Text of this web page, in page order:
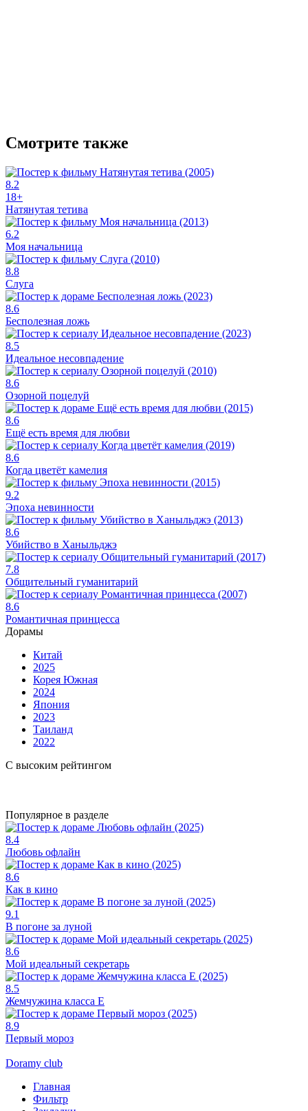
Смотрите также
8.2
18+
Натянутая тетива
6.2
Моя начальница
8.8
Слуга
8.6
Бесполезная ложь
8.5
Идеальное несовпадение
8.6
Озорной поцелуй
8.6
Ещё есть время для любви
8.6
Когда цветёт камелия
9.2
Эпоха невинности
8.6
Убийство в Ханыльджэ
7.8
Общительный гуманитарий
8.6
Романтичная принцесса
Дорамы
Китай
2025
Корея Южная
2024
Япония
2023
Таиланд
2022
С высоким рейтингом
Популярное в разделе
8.4
Любовь офлайн
8.6
Как в кино
9.1
В погоне за луной
8.6
Мой идеальный секретарь
8.5
Жемчужина класса Е
8.9
Первый мороз
Doramy club
Главная
Фильтр